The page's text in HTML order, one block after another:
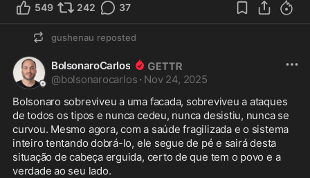
549 242 37
gushenau reposted
BolsonaroCarlos
@bolsonarocarlos · Nov 24, 2025
Bolsonaro sobreviveu a uma facada, sobreviveu a ataques
de todos os tipos e nunca cedeu, nunca desistiu, nunca se
curvou. Mesmo agora, com a saúde fragilizada e o sistema
inteiro tentando dobrá-lo, ele segue de pé e sairá desta
situação de cabeça erguida, certo de que tem o povo e a
verdade ao seu lado.